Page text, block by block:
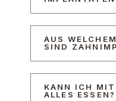
AUS
SIND
KANN ICH
ALLES ESSEN?